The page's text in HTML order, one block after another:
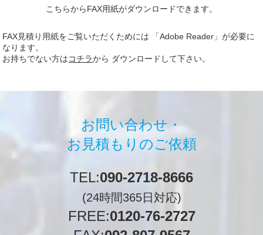
こちらからFAX用紙がダウンロードできます。
FAX見積り用紙をご覧いただくためには 「Adobe Reader」が必要に
なります。
お持ちでない方はコチラから ダウンロードして下さい。
お問い合わせ・
お見積もりのご依頼
TEL:090-2718-8666
(24時間365日対応)
FREE:0120-76-2727